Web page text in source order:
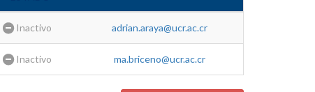
Inactivo adrian.araya@ucr.ac.cr
Inactivo ma.briceno@ucr.ac.cr